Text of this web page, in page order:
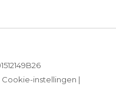
Cookie-instellingen |